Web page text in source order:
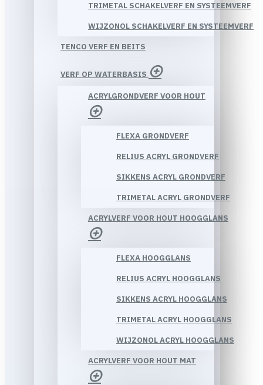
TRIMETAL SCHAKELVERF EN SYSTEEMVERF
WIJZONOL SCHAKELVERF EN SYSTEEMVERF
TENCO VERF EN BEITS
VERF OP WATERBASIS
ACRYLGRONDVERF VOOR HOUT
FLEXA GRONDVERF
RELIUS ACRYL GRONDVERF
SIKKENS ACRYL GRONDVERF
TRIMETAL ACRYL GRONDVERF
ACRYLVERF VOOR HOUT HOOGGLANS
FLEXA HOOGGLANS
RELIUS ACRYL HOOGGLANS
SIKKENS ACRYL HOOGGLANS
TRIMETAL ACRYL HOOGGLANS
WIJZONOL ACRYL HOOGGLANS
ACRYLVERF VOOR HOUT MAT